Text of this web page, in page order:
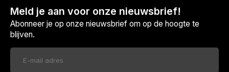
Meld je aan voor onze nieuwsbrief!
Abonneer je op onze nieuwsbrief om op de hoogte te
blijven.